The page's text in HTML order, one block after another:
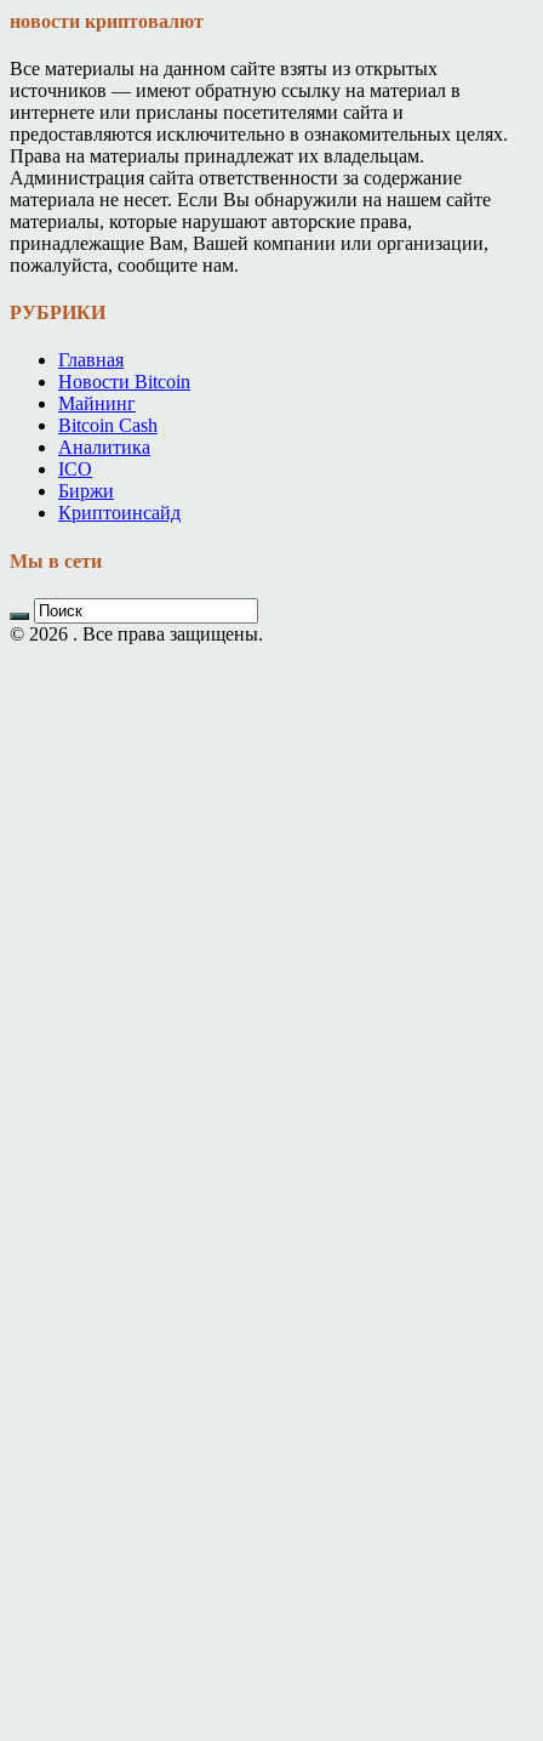
новости криптовалют
Все материалы на данном сайте взяты из открытых
источников — имеют обратную ссылку на материал в
интернете или присланы посетителями сайта и
предоставляются исключительно в ознакомительных целях.
Права на материалы принадлежат их владельцам.
Администрация сайта ответственности за содержание
материала не несет. Если Вы обнаружили на нашем сайте
материалы, которые нарушают авторские права,
принадлежащие Вам, Вашей компании или организации,
пожалуйста, сообщите нам.
РУБРИКИ
Главная
Новости Bitcoin
Майнинг
Bitcoin Cash
Аналитика
ICO
Биржи
Криптоинсайд
Мы в сети
© 2026 . Все права защищены.